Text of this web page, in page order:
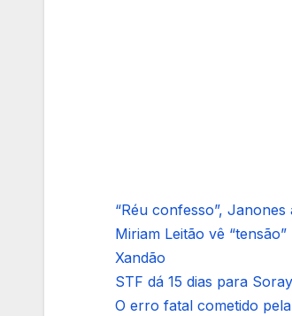
“Réu confesso”,
Miriam Leitão vê
Xandão
STF dá 15 dias para
O erro fatal cometido